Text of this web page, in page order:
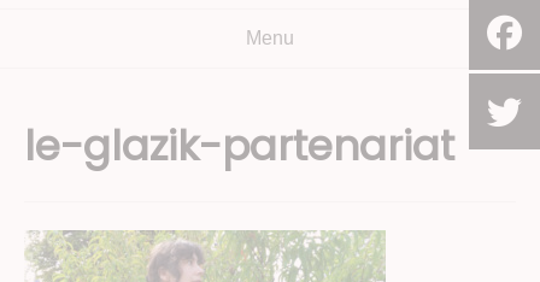
Menu
le-glazik-partenariat